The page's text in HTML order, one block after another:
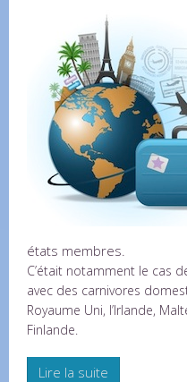
états membres.
C’était notamment le cas
avec des carnivores
Royaume Uni, l’Irlande,
Finlande.
Lire la suite